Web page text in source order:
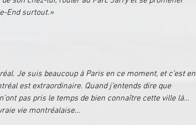
End surtout.»
Je suis beaucoup à Paris en ce moment, et c’est en
est extraordinaire. Quand j’entends dire que
n’ont pas pris le temps de bien connaître cette ville là…
vie montréalaise…